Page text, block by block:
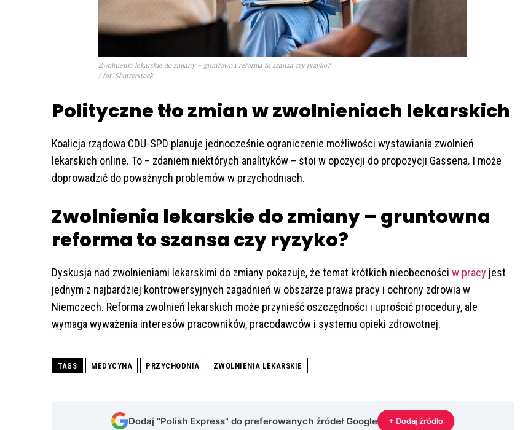
Zwolnienia lekarskie do zmiany – gruntowna reforma to szansa czy ryzyko?
/ fot. Shutterstock
Polityczne tło zmian w zwolnieniach lekarskich
Koalicja rządowa CDU-SPD planuje jednocześnie ograniczenie możliwości wystawiania zwolnień
lekarskich online. To – zdaniem niektórych analityków – stoi w opozycji do propozycji Gassena. I może
doprowadzić do poważnych problemów w przychodniach.
Zwolnienia lekarskie do zmiany – gruntowna
reforma to szansa czy ryzyko?
Dyskusja nad zwolnieniami lekarskimi do zmiany pokazuje, że temat krótkich nieobecności w pracy jest
jednym z najbardziej kontrowersyjnych zagadnień w obszarze prawa pracy i ochrony zdrowia w
Niemczech. Reforma zwolnień lekarskich może przynieść oszczędności i uprościć procedury, ale
wymaga wyważenia interesów pracowników, pracodawców i systemu opieki zdrowotnej.
TAGS MEDYCYNA PRZYCHODNIA ZWOLNIENIA LEKARSKIE
Dodaj "Polish Express" do preferowanych źródeł Google + Dodaj źródło